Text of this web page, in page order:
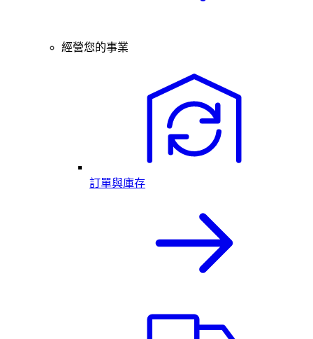
經營您的事業
訂單與庫存